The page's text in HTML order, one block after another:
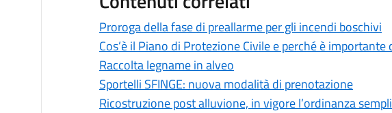
Proroga della fase di preallarme per gli incendi boschivi
Cos’è il Piano di Protezione Civile e perché è importante
Raccolta legname in alveo
Sportelli SFINGE: nuova modalità di prenotazione
Ricostruzione post alluvione, in vigore l’ordinanza